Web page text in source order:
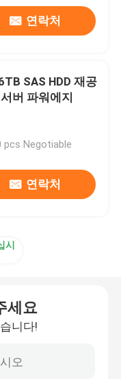
연락처
SAS HDD 재공
버 파워에지
pcs Negotiable
연락처
시
세요
니다!